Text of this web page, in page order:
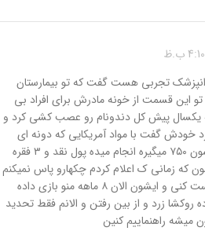
تجربی هست گفت که تو بیمارستان
تو این قسمت از خونه مادرش برای افراد بی
یکسال پیش کل دندونام رو عصب کشی کرد و
خودش گفت با مواد آمریکایی که دونه ای
۹۵۰ تومنه اما ایشون ۷۵۰ میگیره انجام میده پول نقد و ۳ فقره
که زمانی ک اعلام کردم چکهارو پاس نمیکنم
تا دندونام رو درست کنی و ایشون الان ۸ ماهه منو بازی داده
روکشا زرد و از بین رفتن و الانم فقط تحدید
میشه راهنماییم کنین